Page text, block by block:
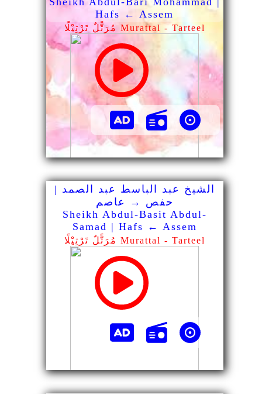
Hafs ← Assem
مُرَتًّلٌ تَرْتِيْلًا Murattal - Tarteel
الشيخ عبد الباسط عبد الصمد |
حفص → عاصم
Sheikh Abdul-Basit Abdul-
Samad | Hafs ← Assem
مُرَتًّلٌ تَرْتِيْلًا Murattal - Tarteel